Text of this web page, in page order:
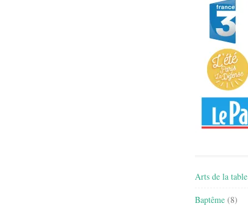
Arts de la table
Baptême (8)